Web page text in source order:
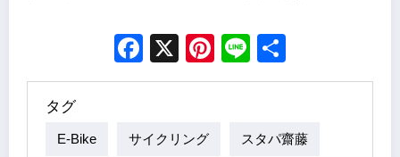
Facebook
X Pinterest
Line
タグ
E-Bike サイクリング スタパ齋藤